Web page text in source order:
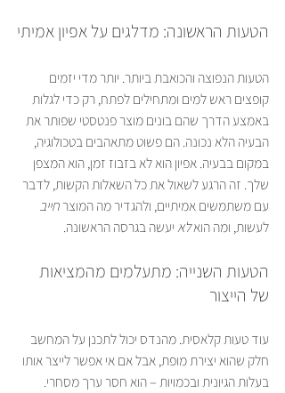
הטעות הראשונה: מדלגים על אפיון אמיתי
הטעות הנפוצה והכואבת ביותר. יותר מדי יזמים
קופצים ראש למים ומתחילים לפתח, רק כדי לגלות
באמצע הדרך שהם בונים מוצר פנטסטי שפותר את
הבעיה הלא נכונה. הם פשוט מתאהבים בטכולוגיה,
במקום בבעיה. אפיון הוא לא בזבוז זמן, הוא המצפן
שלך. זה הרגע לשאול את כל השאלות הקשות, לדבר
עם משתמשים אמיתיים, ולהגדיר מה המוצר חייב
לעשות, ומה הוא לא יעשה בגרסה הראשונה.
הטעות השנייה: מתעלמים מהמציאות
של הייצור
עוד טעות קלאסית. מהנדס יכול לתכנן על המחשב
חלק שהוא יצירת מופת, אבל אם אי אפשר לייצר אותו
בעלות הגיונית ובכמויות – הוא חסר ערך מסחרי.